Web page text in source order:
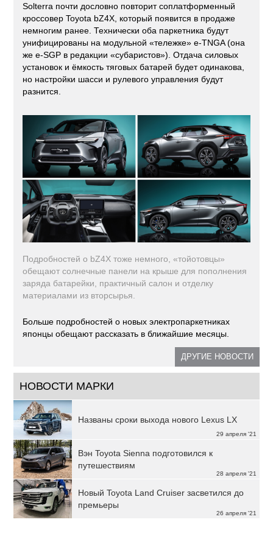
Solterra почти дословно повторит соплатформенный
кроссовер Toyota bZ4X, который появится в продаже
немногим ранее. Технически оба паркетника будут
унифицированы на модульной «тележке» e-TNGA (она
же e-SGP в редакции «субаристов»). Отдача силовых
установок и ёмкость тяговых батарей будет одинакова,
но настройки шасси и рулевого управления будут
разнится.
Подробностей о bZ4X тоже немного, «тойотовцы»
обещают солнечные панели на крыше для пополнения
заряда батарейки, практичный салон и отделку
материалами из вторсырья.
Больше подробностей о новых электропаркетниках
японцы обещают рассказать в ближайшие месяцы.
ДРУГИЕ НОВОСТИ
НОВОСТИ МАРКИ
29 апреля '21
Названы сроки выхода нового Lexus LX
28 апреля '21
Вэн Toyota Sienna подготовился к
путешествиям
26 апреля '21
Новый Toyota Land Cruiser засветился до
премьеры